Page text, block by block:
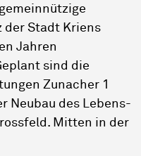
der Stadt Kriens
Jahren
sind die
Zunacher 1
Neubau des Lebens-
Mitten in der